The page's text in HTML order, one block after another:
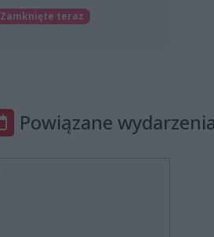
Zamknięte teraz
Powiązane